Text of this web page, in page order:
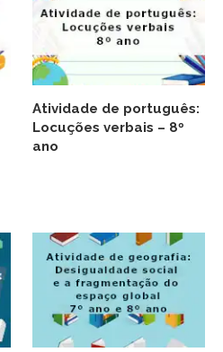
Atividade de português:
Locuções verbais – 8º
ano